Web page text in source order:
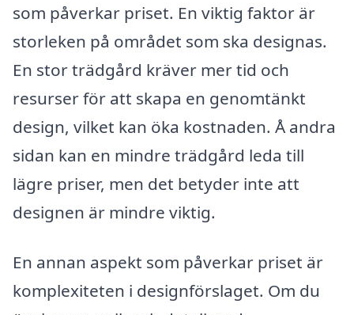
som påverkar priset. En viktig faktor är
storleken på området som ska designas.
En stor trädgård kräver mer tid och
resurser för att skapa en genomtänkt
design, vilket kan öka kostnaden. Å andra
sidan kan en mindre trädgård leda till
lägre priser, men det betyder inte att
designen är mindre viktig.
En annan aspekt som påverkar priset är
komplexiteten i designförslaget. Om du